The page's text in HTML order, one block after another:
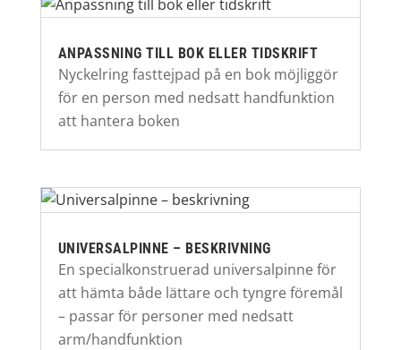
ANPASSNING TILL BOK ELLER TIDSKRIFT
Nyckelring fasttejpad på en bok möjliggör
för en person med nedsatt handfunktion
att hantera boken
UNIVERSALPINNE – BESKRIVNING
En specialkonstruerad universalpinne för
att hämta både lättare och tyngre föremål
– passar för personer med nedsatt
arm/handfunktion